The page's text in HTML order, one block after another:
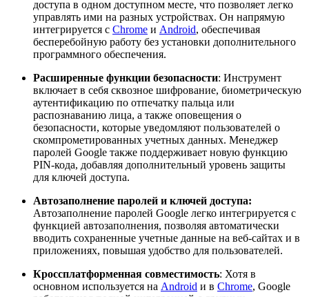
доступа в одном доступном месте, что позволяет легко
управлять ими на разных устройствах. Он напрямую
интегрируется с Chrome и Android, обеспечивая
бесперебойную работу без установки дополнительного
программного обеспечения.
Расширенные функции безопасности: Инструмент
включает в себя сквозное шифрование, биометрическую
аутентификацию по отпечатку пальца или
распознаванию лица, а также оповещения о
безопасности, которые уведомляют пользователей о
скомпрометированных учетных данных. Менеджер
паролей Google также поддерживает новую функцию
PIN-кода, добавляя дополнительный уровень защиты
для ключей доступа.
Автозаполнение паролей и ключей доступа:
Автозаполнение паролей Google легко интегрируется с
функцией автозаполнения, позволяя автоматически
вводить сохраненные учетные данные на веб-сайтах и в
приложениях, повышая удобство для пользователей.
Кроссплатформенная совместимость: Хотя в
основном используется на Android и в Chrome, Google